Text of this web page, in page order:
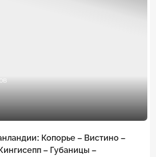
Копорье – Вистино –
– Губаницы –